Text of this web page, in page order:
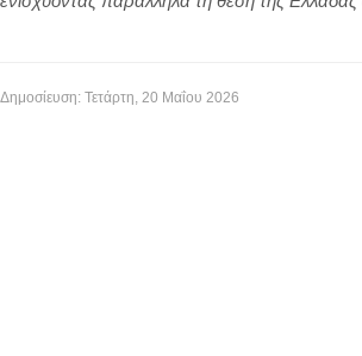
Δημοσίευση: Τετάρτη, 20 Μαΐου 2026